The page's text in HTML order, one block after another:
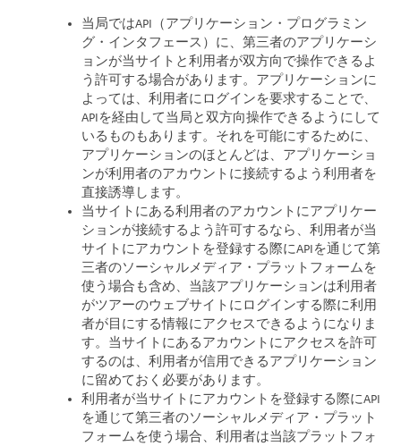
当局ではAPI（アプリケーション・プログラミン
グ・インタフェース）に、第三者のアプリケーシ
ョンが当サイトと利用者が双方向で操作できるよ
う許可する場合があります。アプリケーションに
よっては、利用者にログインを要求することで、
APIを経由して当局と双方向操作できるようにして
いるものもあります。それを可能にするために、
アプリケーションのほとんどは、アプリケーショ
ンが利用者のアカウントに接続するよう利用者を
直接誘導します。
当サイトにある利用者のアカウントにアプリケー
ションが接続するよう許可するなら、利用者が当
サイトにアカウントを登録する際にAPIを通じて第
三者のソーシャルメディア・プラットフォームを
使う場合も含め、当該アプリケーションは利用者
がツアーのウェブサイトにログインする際に利用
者が目にする情報にアクセスできるようになりま
す。当サイトにあるアカウントにアクセスを許可
するのは、利用者が信用できるアプリケーション
に留めておく必要があります。
利用者が当サイトにアカウントを登録する際にAPI
を通じて第三者のソーシャルメディア・プラット
フォームを使う場合、利用者は当該プラットフォ